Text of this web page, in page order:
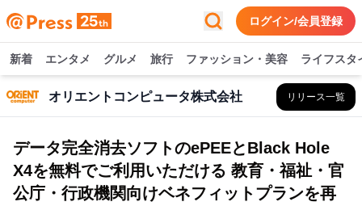
ログイン/会員登録
新着 エンタメ グルメ 旅行 ファッション・美容 ライフスタ
オリエントコンピュータ株式会社 リリース一覧
データ完全消去ソフトのePEEとBlack Hole
X4を無料でご利用いただける 教育・福祉・官
公庁・行政機関向けベネフィットプランを再